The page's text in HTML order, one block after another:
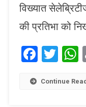
विख्यात
की प्रतिभा को
Continue